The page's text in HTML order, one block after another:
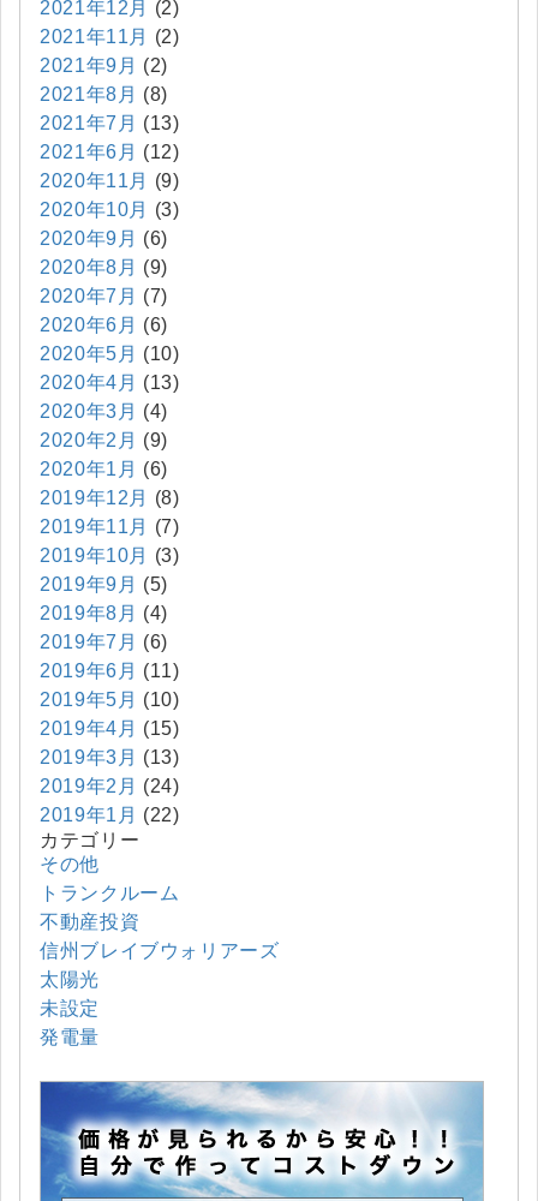
2021年12月
(2)
2021年11月
(2)
2021年9月 (2)
2021年8月 (8)
2021年7月 (13)
2021年6月 (12)
2020年11月
(9)
2020年10月
(3)
2020年9月 (6)
2020年8月 (9)
2020年7月 (7)
2020年6月 (6)
2020年5月 (10)
2020年4月 (13)
2020年3月 (4)
2020年2月 (9)
2020年1月 (6)
2019年12月
(8)
2019年11月
(7)
2019年10月
(3)
2019年9月 (5)
2019年8月 (4)
2019年7月 (6)
2019年6月 (11)
2019年5月 (10)
2019年4月 (15)
2019年3月 (13)
2019年2月 (24)
2019年1月 (22)
カテゴリー
その他
トランクルーム
不動産投資
信州ブレイブウォリアーズ
太陽光
未設定
発電量